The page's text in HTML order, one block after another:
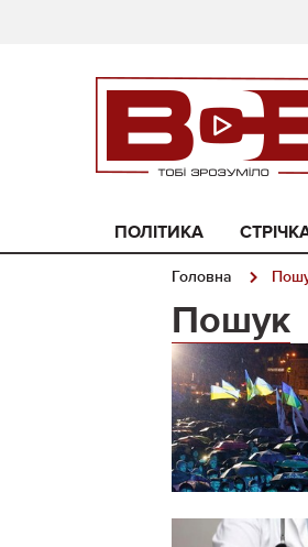
ПОЛІТИКА
Головна
Пошук